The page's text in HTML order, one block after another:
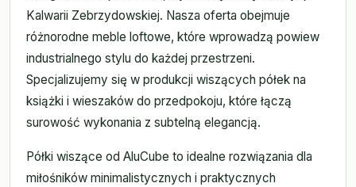
Kalwarii Zebrzydowskiej. Nasza oferta obejmuje
różnorodne meble loftowe, które wprowadzą powiew
industrialnego stylu do każdej przestrzeni.
Specjalizujemy się w produkcji wiszących półek na
książki i wieszaków do przedpokoju, które łączą
surowość wykonania z subtelną elegancją.
Półki wiszące od AluCube to idealne rozwiązania dla
miłośników minimalistycznych i praktycznych